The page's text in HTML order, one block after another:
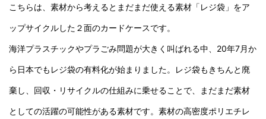
こちらは、素材から考えるとまだまだ使える素材「レジ袋」をア
ップサイクルした２面のカードケースです。
海洋プラスチックやプラごみ問題が大きく叫ばれる中、20年7月か
ら日本でもレジ袋の有料化が始まりました。レジ袋もきちんと廃
棄し、回収・リサイクルの仕組みに乗せることで、まだまだ素材
としての活躍の可能性がある素材です。素材の高密度ポリエチレ